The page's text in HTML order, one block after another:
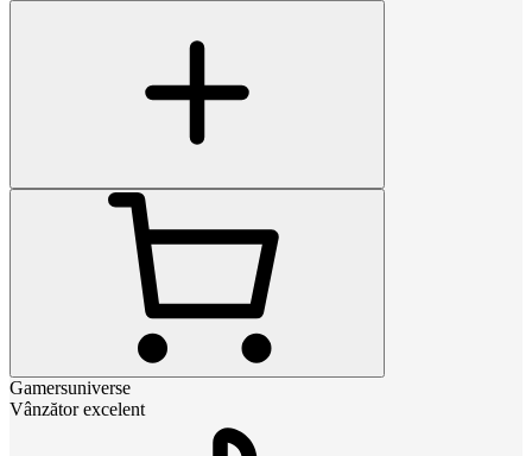
Gamersuniverse
Vânzător excelent